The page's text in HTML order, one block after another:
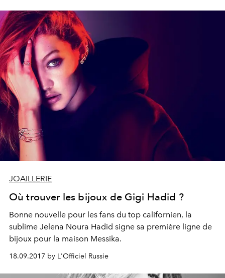
JOAILLERIE
Où trouver les bijoux de Gigi Hadid ?
Bonne nouvelle pour les fans du top californien, la
sublime Jelena Noura Hadid signe sa première ligne de
bijoux pour la maison Messika.
18.09.2017 by L'Officiel Russie